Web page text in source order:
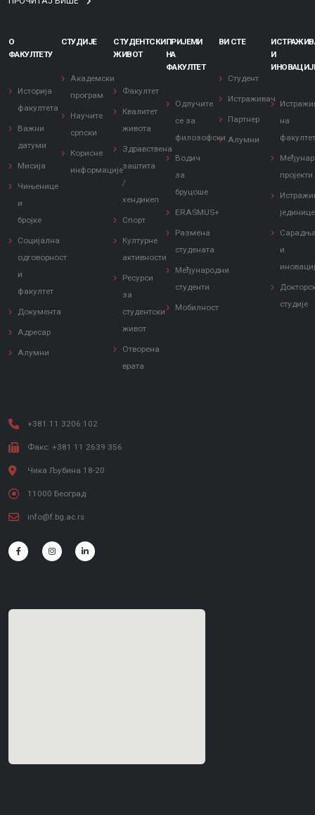
О
ФАКУЛТЕТУ
Историја
факултета
Важни
датуми
Мисија
Чињенице
и
бројке
Социјална
одговорност
и
факултет
Документа
Адресар
Алумни
СТУДИЈЕ
Академски
програм
Научите
српски
Корисне
информације
СТУДЕНТСКИ
ЖИВОТ
Факултет
Квалитет
живота
Здравствена
заштита
/
хендикеп
Спорт
Културне
активности
Ресурси
за
студентски
живот
Отворена
врата
ПРИЈЕМИ
НА
ФАКУЛТЕТ
Одлучите
се за
филозофски
Водич
за
бруцоше
ERASMUS+
Размена
студената
Међународни
студенти
Мобилност
ВИ СТЕ
Студент
Истраживач
Партнер
Алумни
И
на
пројекти
јединице
и
студије
+381 11 3206 102
Факс: +381 11 2639 356
Чика Љубина 18-20
11000 Београд
info@f.bg.ac.rs